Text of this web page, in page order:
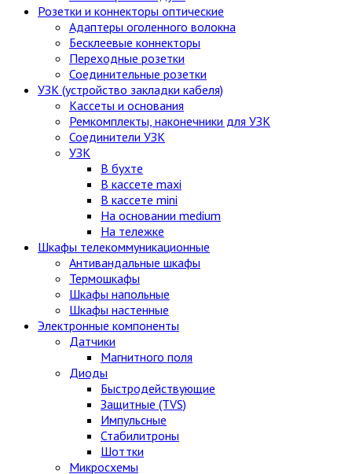
Розетки и коннекторы оптические
Адаптеры оголенного волокна
Бесклеевые коннекторы
Переходные розетки
Соединительные розетки
УЗК (устройство закладки кабеля)
Кассеты и основания
Ремкомплекты, наконечники для УЗК
Соединители УЗК
УЗК
В бухте
В кассете maxi
В кассете mini
На основании medium
На тележке
Шкафы телекоммуникационные
Антивандальные шкафы
Термошкафы
Шкафы напольные
Шкафы настенные
Электронные компоненты
Датчики
Магнитного поля
Диоды
Быстродействующие
Защитные (TVS)
Импульсные
Стабилитроны
Шоттки
Микросхемы